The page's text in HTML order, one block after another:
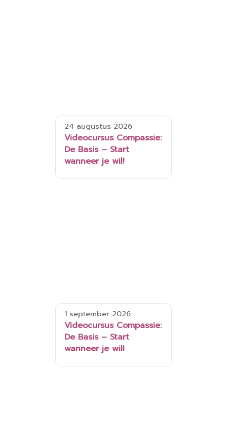
24 augustus 2026
Videocursus Compassie:
De Basis – Start
wanneer je wil!
1 september 2026
Videocursus Compassie:
De Basis – Start
wanneer je wil!